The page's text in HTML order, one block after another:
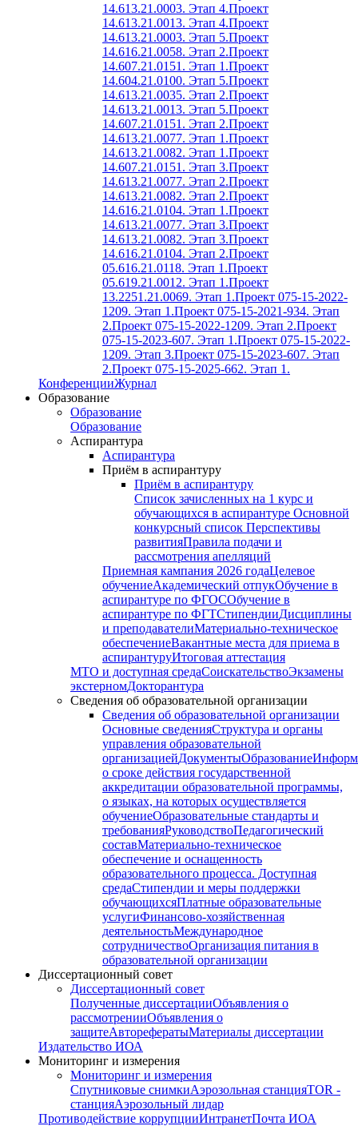
14.613.21.0003. Этап 4.Проект
14.613.21.0013. Этап 4.Проект
14.613.21.0003. Этап 5.Проект
14.616.21.0058. Этап 2.Проект
14.607.21.0151. Этап 1.Проект
14.604.21.0100. Этап 5.Проект
14.613.21.0035. Этап 2.Проект
14.613.21.0013. Этап 5.Проект
14.607.21.0151. Этап 2.Проект
14.613.21.0077. Этап 1.Проект
14.613.21.0082. Этап 1.Проект
14.607.21.0151. Этап 3.Проект
14.613.21.0077. Этап 2.Проект
14.613.21.0082. Этап 2.Проект
14.616.21.0104. Этап 1.Проект
14.613.21.0077. Этап 3.Проект
14.613.21.0082. Этап 3.Проект
14.616.21.0104. Этап 2.Проект
05.616.21.0118. Этап 1.Проект
05.619.21.0012. Этап 1.Проект
13.2251.21.0069. Этап 1.Проект 075-15-2022-
1209. Этап 1.Проект 075-15-2021-934. Этап
2.Проект 075-15-2022-1209. Этап 2.Проект
075-15-2023-607. Этап 1.Проект 075-15-2022-
1209. Этап 3.Проект 075-15-2023-607. Этап
2.Проект 075-15-2025-662. Этап 1.
КонференцииЖурнал
Образование
Образование
Образование
Аспирантура
Аспирантура
Приём в аспирантуру
Приём в аспирантуру
Список зачисленных на 1 курс и
обучающихся в аспирантуре Основной
конкурсный список Перспективы
развитияПравила подачи и
рассмотрения апелляций
Приемная кампания 2026 годаЦелевое
обучениеАкадемический отпукОбучение в
аспирантуре по ФГОСОбучение в
аспирантуре по ФГТСтипендииДисциплины
и преподавателиМатериально-техническое
обеспечениеВакантные места для приема в
аспирантуруИтоговая аттестация
МТО и доступная средаСоискательствоЭкзамены
экстерномДокторантура
Сведения об образовательной организации
Сведения об образовательной организации
Основные сведенияСтруктура и органы
управления образовательной
организациейДокументыОбразование
о сроке действия государственной
аккредитации образовательной программы,
о языках, на которых осуществляется
обучениеОбразовательные стандарты и
требованияРуководствоПедагогический
составМатериально-техническое
обеспечение и оснащенность
образовательного процесса. Доступная
средаСтипендии и меры поддержки
обучающихсяПлатные образовательные
услугиФинансово-хозяйственная
деятельностьМеждународное
сотрудничествоОрганизация питания в
образовательной организации
Диссертационный совет
Диссертационный совет
Полученные диссертацииОбъявления о
рассмотренииОбъявления о
защитеАвторефератыМатериалы диссертации
Издательство ИОА
Мониторинг и измерения
Мониторинг и измерения
Спутниковые снимкиАэрозольная станцияTOR -
станцияАэрозольный лидар
Противодействие коррупцииИнтранетПочта ИОА